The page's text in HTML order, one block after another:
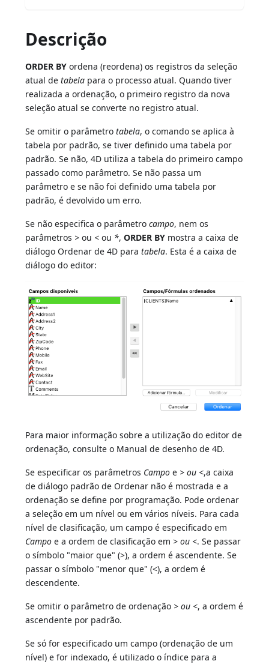
Descrição
ORDER BY ordena (reordena) os registros da seleção
atual detabela para o processo atual. Quando tiver
realizada a ordenação, o primeiro registro da nova
seleção atual se converte no registro atual.
Se omitir o parâmetrotabela, o comando se aplica à
tabela por padrão, se tiver definido uma tabela por
padrão. Se não, 4D utiliza a tabela do primeiro campo
passado como parâmetro. Se não passa um
parâmetro e se não foi definido uma tabela por
padrão, é devolvido um erro.
Se não especifica o parâmetrocampo, nem os
parâmetros > ou < ou *,ORDER BY mostra a caixa de
diálogo Ordenar de 4D paratabela. Esta é a caixa de
diálogo do editor:
Para maior informação sobre a utilização do editor de
ordenação, consulte o Manual de desenho de 4D.
Se especificar os parâmetros Campo e > ou <,a caixa
de diálogo padrão de Ordenar não é mostrada e a
ordenação se define por programação. Pode ordenar
a seleção em um nível ou em vários níveis. Para cada
nível de clasificação, um campo é especificado em
Campo e a ordem de clasificação em > ou <. Se passar
o símbolo "maior que" (>), a ordem é ascendente. Se
passar o símbolo "menor que" (<), a ordem é
descendente.
Se omitir o parâmetro de ordenação > ou <, a ordem é
ascendente por padrão.
Se só for especificado um campo (ordenação de um
nível) e for indexado, é utilizado o índice para a